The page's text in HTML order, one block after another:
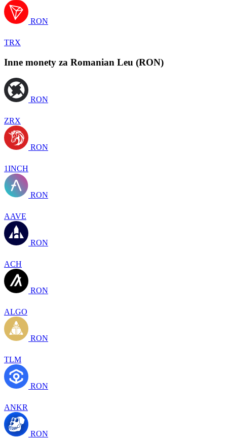
RON
TRX
Inne monety za Romanian Leu (RON)
RON
ZRX
RON
1INCH
RON
AAVE
RON
ACH
RON
ALGO
RON
TLM
RON
ANKR
RON